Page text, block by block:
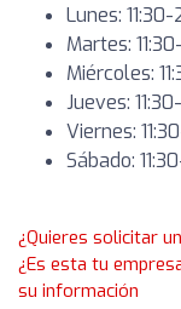
Lunes:
Martes:
Miércoles:
Jueves:
Viernes:
Sábado:
¿Quieres solicitar
¿Es esta tu
su información